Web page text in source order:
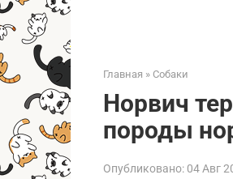
Главная » Собаки
Норвич
породы
Опубликовано: 04 Авг